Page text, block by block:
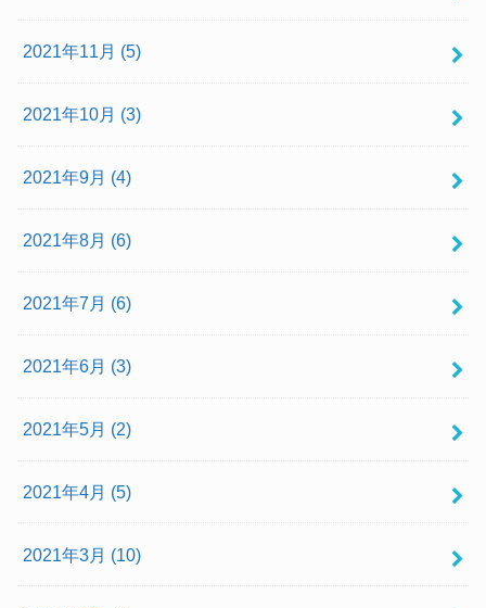
2021年11月 (5)
2021年10月 (3)
2021年9月 (4)
2021年8月 (6)
2021年7月 (6)
2021年6月 (3)
2021年5月 (2)
2021年4月 (5)
2021年3月 (10)